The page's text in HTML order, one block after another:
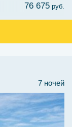
76 675 руб.
7 ночей